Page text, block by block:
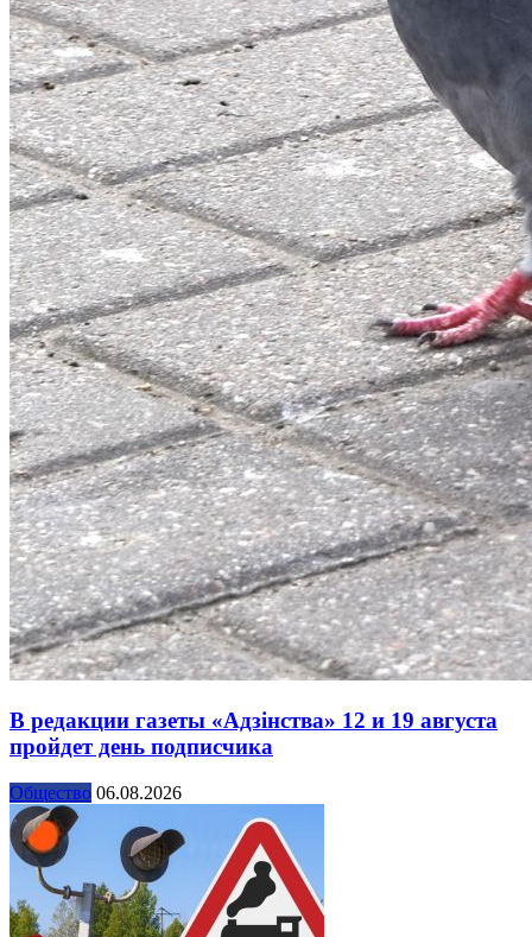
В редакции газеты «Адзінства» 12 и 19 августа
пройдет день подписчика
Общество 06.08.2026